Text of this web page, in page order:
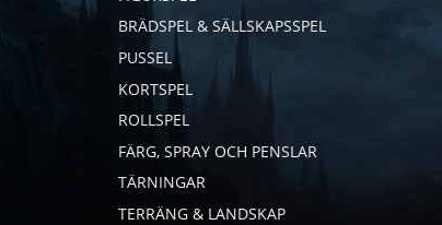
BRÄDSPEL & SÄLLSKAPSSPEL
PUSSEL
KORTSPEL
ROLLSPEL
FÄRG, SPRAY OCH PENSLAR
TÄRNINGAR
TERRÄNG & LANDSKAP